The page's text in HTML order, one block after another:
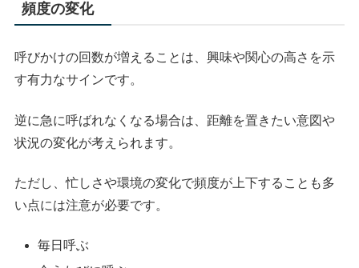
頻度の変化
呼びかけの回数が増えることは、興味や関心の高さを示
す有力なサインです。
逆に急に呼ばれなくなる場合は、距離を置きたい意図や
状況の変化が考えられます。
ただし、忙しさや環境の変化で頻度が上下することも多
い点には注意が必要です。
毎日呼ぶ